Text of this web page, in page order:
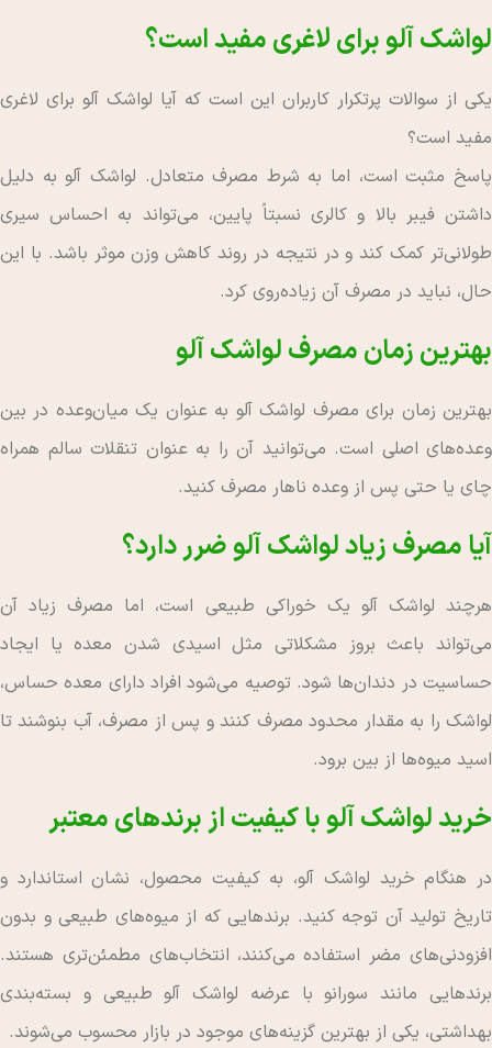
لواشک آلو برای لاغری مفید است؟
یکی از سوالات پرتکرار کاربران این است که آیا لواشک آلو برای لاغری
مفید است؟
پاسخ مثبت است، اما به شرط مصرف متعادل. لواشک آلو به دلیل
داشتن فیبر بالا و کالری نسبتاً پایین، می‌تواند به احساس سیری
طولانی‌تر کمک کند و در نتیجه در روند کاهش وزن موثر باشد. با این
حال، نباید در مصرف آن زیاده‌روی کرد.
بهترین زمان مصرف لواشک آلو
بهترین زمان برای مصرف لواشک آلو به عنوان یک میان‌وعده در بین
وعده‌های اصلی است. می‌توانید آن را به عنوان تنقلات سالم همراه
چای یا حتی پس از وعده ناهار مصرف کنید.
آیا مصرف زیاد لواشک آلو ضرر دارد؟
هرچند لواشک آلو یک خوراکی طبیعی است، اما مصرف زیاد آن
می‌تواند باعث بروز مشکلاتی مثل اسیدی شدن معده یا ایجاد
حساسیت در دندان‌ها شود. توصیه می‌شود افراد دارای معده حساس،
لواشک را به مقدار محدود مصرف کنند و پس از مصرف، آب بنوشند تا
اسید میوه‌ها از بین برود.
خرید لواشک آلو با کیفیت از برندهای معتبر
در هنگام خرید لواشک آلو، به کیفیت محصول، نشان استاندارد و
تاریخ تولید آن توجه کنید. برندهایی که از میوه‌های طبیعی و بدون
افزودنی‌های مضر استفاده می‌کنند، انتخاب‌های مطمئن‌تری هستند.
برندهایی مانند سورانو با عرضه لواشک آلو طبیعی و بسته‌بندی
بهداشتی، یکی از بهترین گزینه‌های موجود در بازار محسوب می‌شوند.